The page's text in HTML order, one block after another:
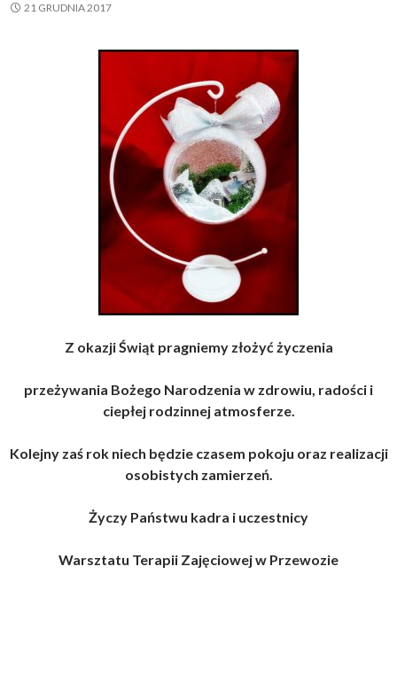
21 GRUDNIA 2017
Z okazji Świąt pragniemy złożyć życzenia
przeżywania Bożego Narodzenia w zdrowiu, radości i
ciepłej rodzinnej atmosferze.
Kolejny zaś rok niech będzie czasem pokoju oraz realizacji
osobistych zamierzeń.
Życzy Państwu kadra i uczestnicy
Warsztatu Terapii Zajęciowejw Przewozie